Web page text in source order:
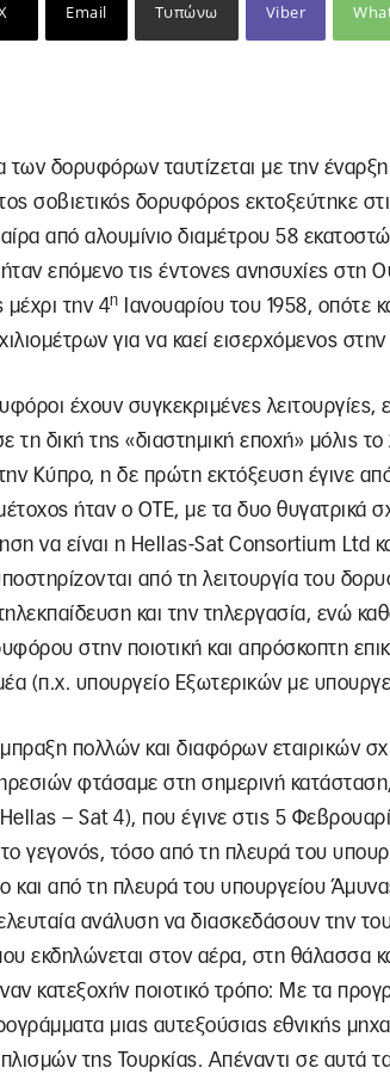
Email Τυπώνω Viber
των δορυφόρων ταυτίζεται με την
σοβιετικός δορυφόρος εκτοξεύτηκε
από αλουμίνιο διαμέτρου 58
επόμενο τις έντονες ανησυχίες στη
μέχρι την 4η
Ιανουαρίου του 1958, οπότε
για να καεί εισερχόμενος
έχουν συγκεκριμένες λειτουργίες,
τη δική της «διαστημική εποχή» μόλις
Κύπρο, η δε πρώτη εκτόξευση έγινε
ήταν ο ΟΤΕ, με τα δυο θυγατρικά
να είναι η Hellas-Sat Consortium Ltd
από τη λειτουργία του
και την τηλεργασία, ενώ
στην ποιοτική και απρόσκοπτη
(π.χ. υπουργείο Εξωτερικών με
πολλών και διαφόρων εταιρικών
φτάσαμε στη σημερινή
– Sat 4), που έγινε στις 5
γεγονός, τόσο από τη πλευρά του
και από τη πλευρά του υπουργείου
ανάλυση να διασκεδάσουν την
εκδηλώνεται στον αέρα, στη θάλασσα
κατεξοχήν ποιοτικό τρόπο: Με τα
μιας αυτεξούσιας εθνικής
της Τουρκίας. Απέναντι σε αυτά